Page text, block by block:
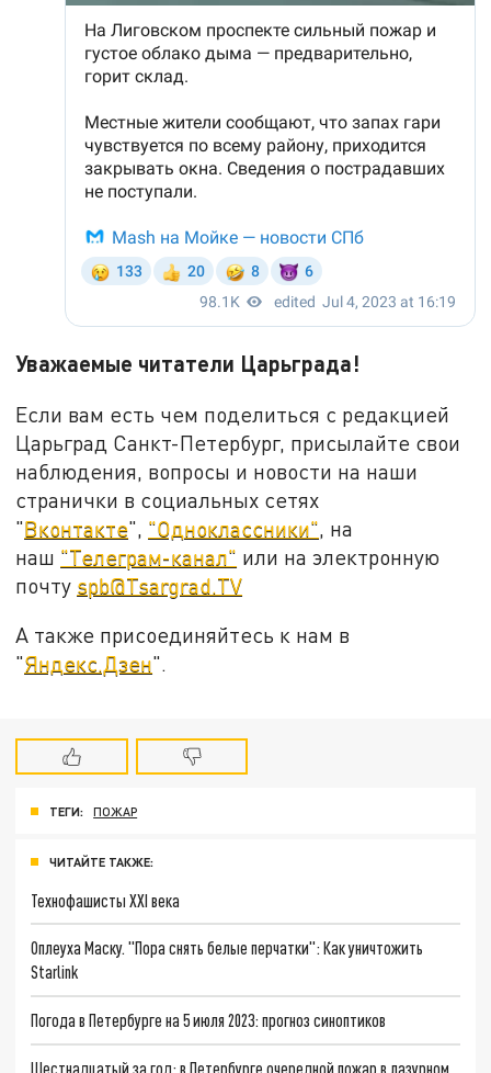
Уважаемые читатели Царьграда!
Если вам есть чем поделиться с редакцией
Царьград Санкт-Петербург, присылайте свои
наблюдения, вопросы и новости на наши
странички в социальных сетях
"Вконтакте", "Одноклассники" , на
наш "Телеграм-канал" или на электронную
почту spb@Tsargrad.TV
А также присоединяйтесь к нам в
"Яндекс.Дзен".
ТЕГИ: ПОЖАР
ЧИТАЙТЕ ТАКЖЕ:
Технофашисты XXI века
Оплеуха Маску. "Пора снять белые перчатки": Как уничтожить
Starlink
Погода в Петербурге на 5 июля 2023: прогноз синоптиков
Шестнадцатый за год: в Петербурге очередной пожар в лазурном